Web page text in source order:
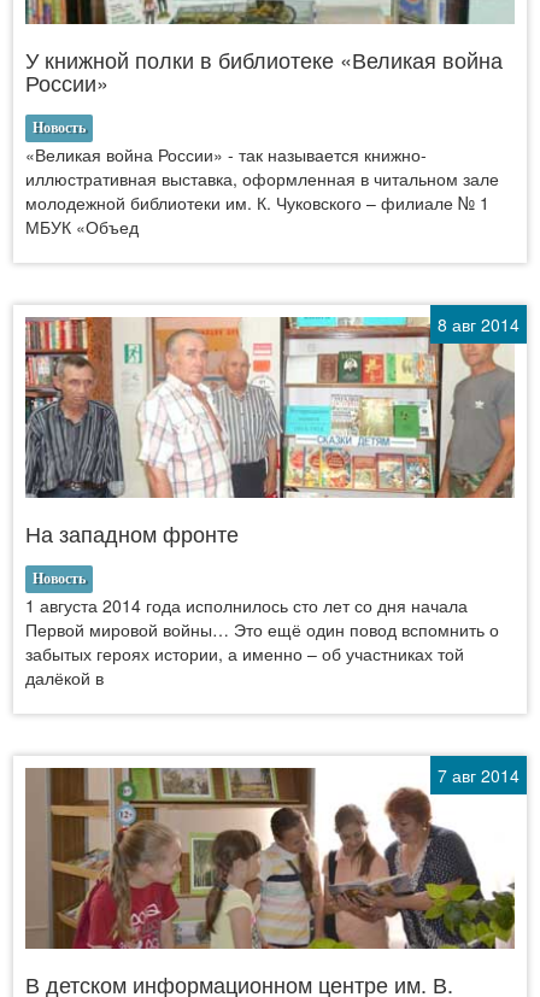
У книжной полки в библиотеке «Великая война
России»
Новость
«Великая война России» - так называется книжно-
иллюстративная выставка, оформленная в читальном зале
молодежной библиотеки им. К. Чуковского – филиале № 1
МБУК «Объед
8 авг 2014
На западном фронте
Новость
1 августа 2014 года исполнилось сто лет со дня начала
Первой мировой войны… Это ещё один повод вспомнить о
забытых героях истории, а именно – об участниках той
далёкой в
7 авг 2014
В детском информационном центре им. В.